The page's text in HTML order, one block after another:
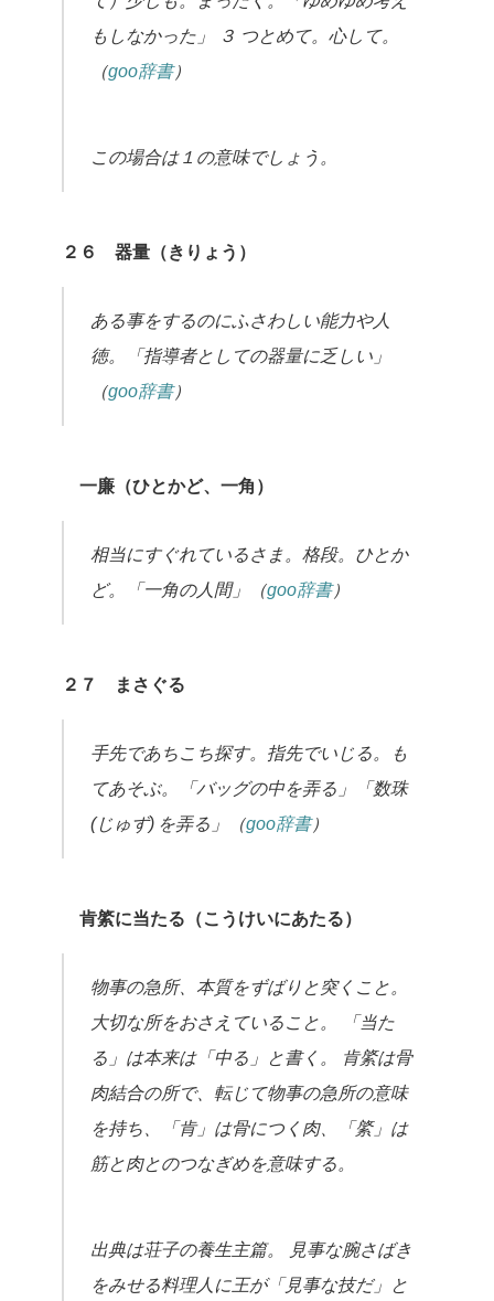
もしなかった」
３ つとめて。心して。
（goo辞書）
この場合は１の意味でしょう。
２６ 器量（きりょう）
ある事をするのにふさわしい能力や人
徳。「指導者としての器量に乏しい」
（goo辞書）
一廉（ひとかど、一角）
相当にすぐれているさま。格段。ひとか
ど。「一角の人間」（goo辞書）
２７ まさぐる
手先であちこち探す。指先でいじる。も
てあそぶ。「バッグの中を弄る」「数珠
(じゅず) を弄る」（goo辞書）
肯綮に当たる（こうけいにあたる）
物事の急所、本質をずばりと突くこと。
大切な所をおさえていること。 「当た
る」は本来は「中る」と書く。 肯綮は骨
肉結合の所で、転じて物事の急所の意味
を持ち、「肯」は骨につく肉、「綮」は
筋と肉とのつなぎめを意味する。
出典は荘子の養生主篇。 見事な腕さばき
をみせる料理人に王が「見事な技だ」と